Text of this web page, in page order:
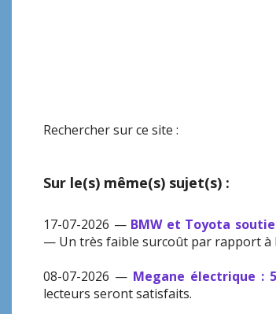
Rechercher sur ce site :
Sur le(s) même(s) sujet(s) :
17-07-2026 — BMW et Toyota
— Un très faible surcoût par rapport à
08-07-2026 — Megane électrique :
lecteurs seront satisfaits.